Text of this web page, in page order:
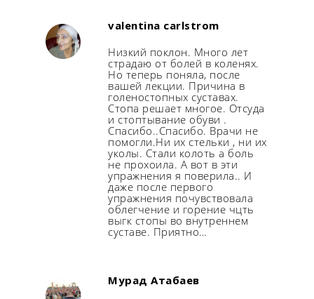
valentina carlstrom
Низкий поклон. Много лет
страдаю от болей в коленях.
Но теперь поняла, после
вашей лекции. Причина в
голеностопных суставах.
Стопа решает многое. Отсуда
и стоптывание обуви .
Спасибо..Спасибо. Врачи не
помогли.Ни их стельки , ни их
уколы. Стали колоть а боль
не прохоила. А вот в эти
упражнения я поверила.. И
даже после первого
упражнения почувствовала
облегчение и горение чцть
выгк стопы во внутреннем
суставе. Приятно…
Мурад Атабаев